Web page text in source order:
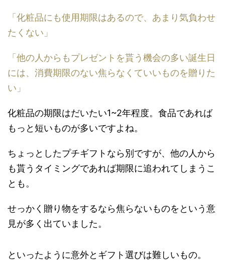
「化粧品にも使用期限はあるので、あまり気負わせ
たくない」
「他の人からもプレゼントを貰う機会の多い誕生日
には、消費期限のない焦らなくていいものを贈りた
い」
化粧品の期限はだいたい1~2年程度。食品であれば
もっと短いものが多いですよね。
ちょっとしたプチギフトなら別ですが、他の人から
も貰うタイミングであれば期限に追われてしまうこ
とも。
せっかく贈り物をするなら焦らないものをという意
見が多く出ていました。
といったように意外とギフト選びは難しいもの。